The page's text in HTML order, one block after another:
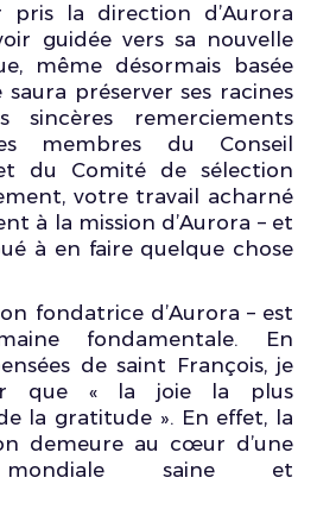
pris la direction d’Aurora
guidée vers sa nouvelle
même désormais basée
saura préserver ses racines
sincères remerciements
membres du Conseil
du Comité de sélection
votre travail acharné
à la mission d’Aurora – et
à en faire quelque chose
fondatrice d’Aurora – est
fondamentale. En
de saint François, je
que « la joie la plus
la gratitude ». En effet, la
demeure au cœur d’une
mondiale saine et